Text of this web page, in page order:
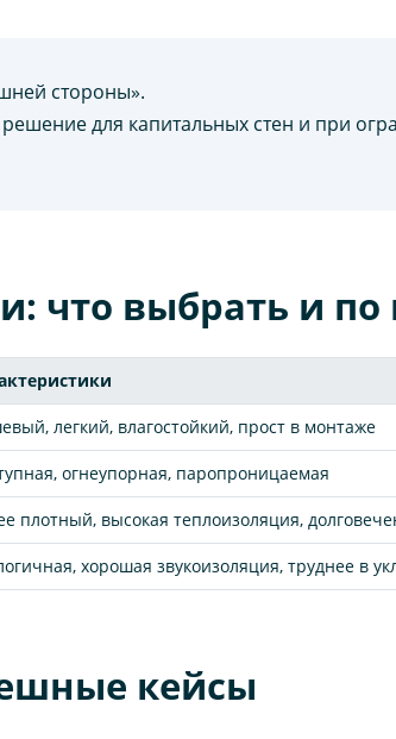
стороны».
для капитальных стен и при
что выбрать и
легкий, влагостойкий, прост в монтаже
огнеупорная, паропроницаемая
плотный, высокая теплоизоляция,
хорошая звукоизоляция, труднее в
кейсы